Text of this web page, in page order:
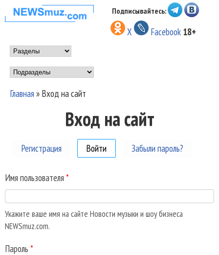
Перейти к основному
содержанию
НОВОСТИ
МУЗЫКИ И
ШОУ БИЗНЕСА
NEWSMUZ.COM
Подписывайтесь:
X Facebook 18+
Main menu
Подразделы
Вы здесь
Главная» Вход на сайт
Вход на сайт
Регистрация Войти (активная вкладка)
Забыли пароль?
Имя пользователя *
Укажите ваше имя на сайте Новости музыки и шоу бизнеса
NEWSmuz.com.
Пароль *